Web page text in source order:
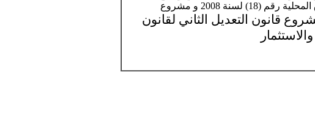
مجلس النواب على مشروع قانون تعديل قانون ضبط الأموال المهربة والممنوع تداولها في الأسواق المحلية رقم (18) لسنة 2008 و مشروع
قانون التعديل الثاني لقانون